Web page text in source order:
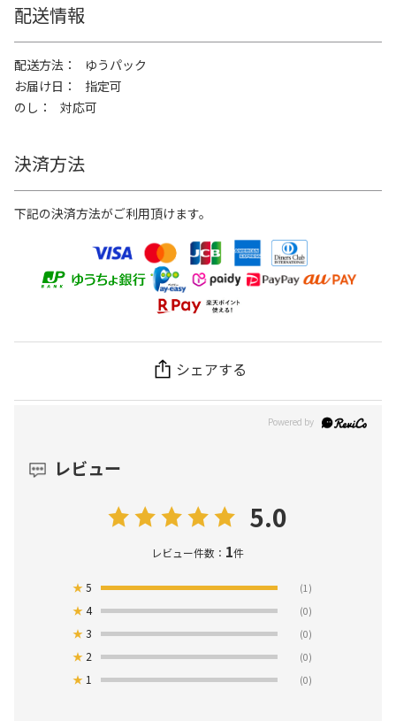
配送情報
配送方法
ゆうパック
お届け日
指定可
のし
対応可
決済方法
下記の決済方法がご利用頂けます。
シェアする
レビュー
5.0
レビュー件数： 1件
★5 (1)
★4 (0)
★3 (0)
★ 2 (0)
★ 1 (0)